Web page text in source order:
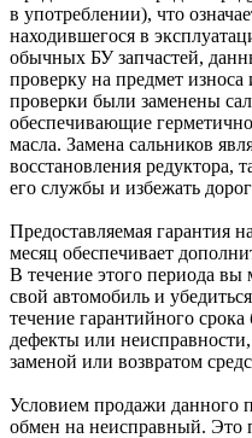
в употреблении), что
находившегося в
обычных БУ запчастей,
проверку на предмет
проверки были заменены
обеспечивающие
масла. Замена сальников
восстановления редуктора,
его службы и избежать
Предоставляемая гарантия
месяц обеспечивает
В течение этого периода вы
свой автомобиль и
течение гарантийного
дефекты или
заменой или возвратом
Условием продажи данного
обмен на неисправный. Это